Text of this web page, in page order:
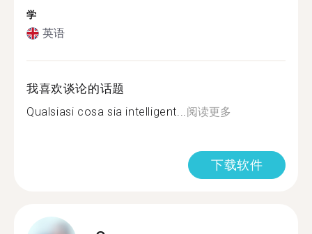
学
英语
我喜欢谈论的话题
Qualsiasi cosa sia intelligent...阅读更多
下载软件